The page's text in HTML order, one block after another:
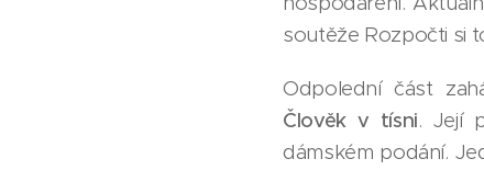
soutěže Rozpočti si
Odpolední část
Člověk v tísni. Její
dámském podání.